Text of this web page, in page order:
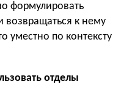
формулировать
возвращаться к нему
уместно по контексту
отделы